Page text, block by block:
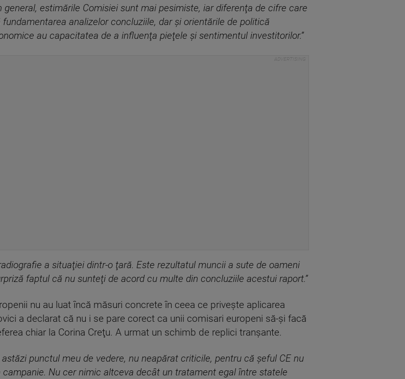
general, estimările Comisiei sunt mai pesimiste, iar diferenţa de cifre care
analizelor concluziile, dar şi orientările de politică
au capacitatea de a influenţa pieţele şi sentimentul investitorilor.”
a situaţiei dintr-o ţară. Este rezultatul muncii a sute de oameni
faptul că nu sunteţi de acord cu multe din concluziile acestui raport.”
nu au luat încă măsuri concrete în ceea ce priveşte aplicarea
a declarat că nu i se pare corect ca unii comisari europeni să-şi facă
chiar la Corina Creţu. A urmat un schimb de replici tranşante.
punctul meu de vedere, nu neapărat criticile, pentru că şeful CE nu
Nu cer nimic altceva decât un tratament egal între statele